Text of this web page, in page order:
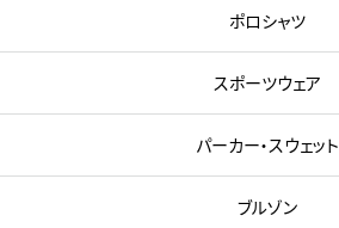
ポロシャツ
スポーツウェア
パーカー・スウェット
ブルゾン